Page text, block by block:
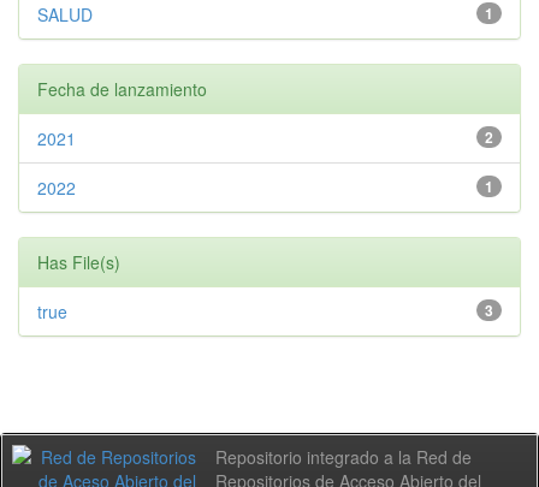
1
SALUD
Fecha de lanzamiento
2
2021
1
2022
Has File(s)
3
true
Repositorio integrado a la Red de
Repositorios de Acceso Abierto del